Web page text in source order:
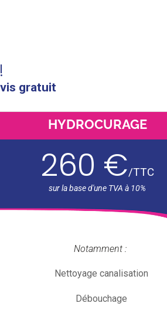
gratuit
HYDROCURAGE
260 €/TTC
Notamment :
Nettoyage canalisation
Débouchage